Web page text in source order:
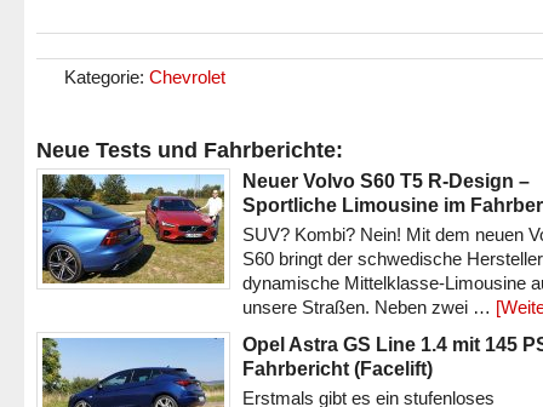
Kategorie: Chevrolet
Neue Tests und Fahrberichte:
Neuer Volvo S60 T5 R-Design –
Sportliche Limousine im
SUV? Kombi? Nein! Mit dem neuen
S60 bringt der schwedische
dynamische Mittelklasse-Limousine
unsere Straßen. Neben zwei …
Opel Astra GS Line 1.4 mit 145
Fahrbericht (Facelift)
Erstmals gibt es ein stufenloses